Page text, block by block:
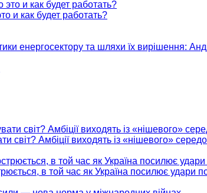
и как будет работать?
енергосектору та шляхи їх вирішення:
світ? Амбіції виходять із «нішевого»
в той час як Україна посилює удари